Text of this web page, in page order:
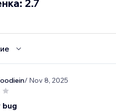
2.7
/ Nov 8, 2025
bug